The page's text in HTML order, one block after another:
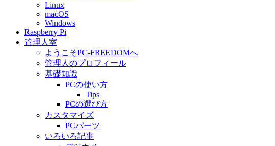
Linux
macOS
Windows
Raspberry Pi
管理人室
ようこそPC-FREEDOMへ
管理人のプロフィール
基礎知識
PCの使い方
Tips
PCの選び方
カスタマイズ
PCパーツ
いろいろ記事